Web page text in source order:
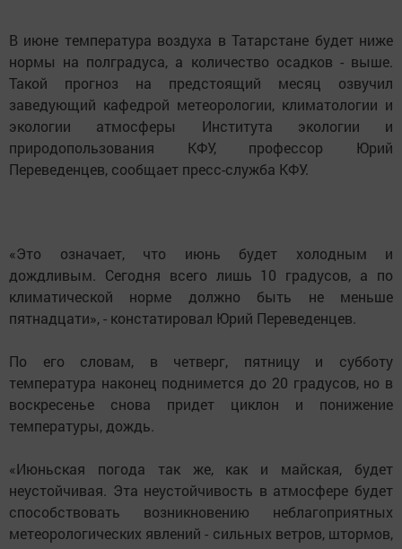
В июне температура воздуха в Татарстане будет ниже
нормы на полградуса, а количество осадков - выше.
Такой прогноз на предстоящий месяц озвучил
заведующий кафедрой метеорологии, климатологии и
экологии атмосферы Института экологии и
природопользования КФУ, профессор Юрий
Переведенцев, сообщает пресс-служба КФУ.
«Это означает, что июнь будет холодным и
дождливым. Сегодня всего лишь 10 градусов, а по
климатической норме должно быть не меньше
пятнадцати», - констатировал Юрий Переведенцев.
По его словам, в четверг, пятницу и субботу
температура наконец поднимется до 20 градусов, но в
воскресенье снова придет циклон и понижение
температуры, дождь.
«Июньская погода так же, как и майская, будет
неустойчивая. Эта неустойчивость в атмосфере будет
способствовать возникновению неблагоприятных
метеорологических явлений - сильных ветров, штормов,